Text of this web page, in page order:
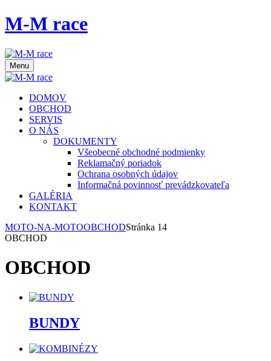
M-M race
Menu
DOMOV
OBCHOD
SERVIS
O NÁS
DOKUMENTY
Všeobecné obchodné podmienky
Reklamačný poriadok
Ochrana osobných údajov
Informačná povinnosť prevádzkovateľa
GALÉRIA
KONTAKT
MOTO-NA-MOTOOBCHODStránka 14
OBCHOD
OBCHOD
BUNDY